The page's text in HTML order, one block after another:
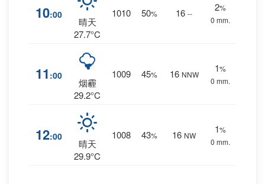
10:00
晴天
27.7°C
1010 50% 16 --
2%
0 mm.
11 :00
烟霾
29.2°C
1009 45% 16 NNW
1%
0 mm.
12:00
晴天
29.9°C
1008 43% 16 NW
1%
0 mm.